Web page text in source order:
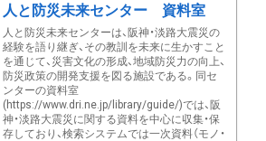
人と防災未来センター 資料室
人と防災未来センターは、阪神・淡路大震災の
経験を語り継ぎ、その教訓を未来に生かすこと
を通じて、災害文化の形成、地域防災力の向上、
防災政策の開発支援を図る施設である。同セ
ンターの資料室
(https://www.dri.ne.jp/library/guide/)では、阪
神・淡路大震災に関する資料を中心に収集・保
存しており、検索システムでは一次資料（モノ・